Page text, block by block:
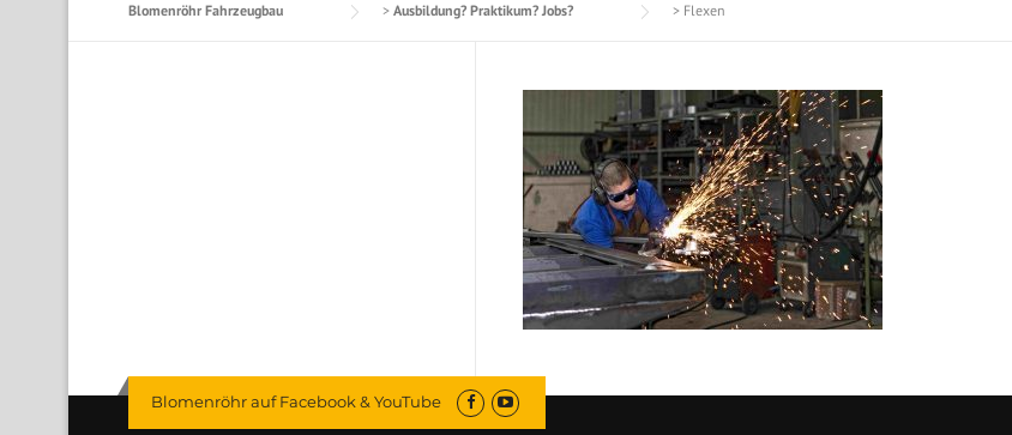
Blomenröhr Fahrzeugbau > Ausbildung? Praktikum? Jobs? > Flexen
Blomenröhr auf Facebook & YouTube